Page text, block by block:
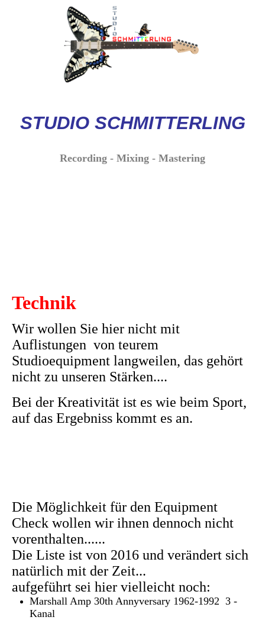
STUDIO SCHMITTERLING
Recording - Mixing - Mastering
Technik
Wir wollen Sie hier nicht mit
Auflistungen von teurem
Studioequipment langweilen, das gehört
nicht zu unseren Stärken....
Bei der Kreativität ist es wie beim Sport,
auf das Ergebniss kommt es an.
Die Möglichkeit für den Equipment
Check wollen wir ihnen dennoch nicht
vorenthalten......
Die Liste ist von 2016 und verändert sich
natürlich mit der Zeit...
aufgeführt sei hier vielleicht noch:
Marshall Amp 30th Annyversary 1962-1992 3 -
Kanal